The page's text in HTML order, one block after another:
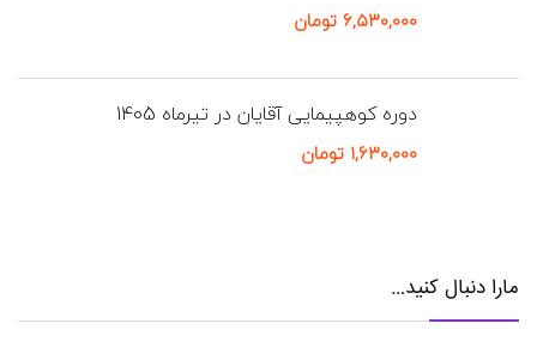
۶,۵۳۰,۰۰۰تومان
دوره کوهپیمایی آقایان در تیرماه 1405
۱,۶۳۰,۰۰۰ تومان
مارا دنبال کنید…